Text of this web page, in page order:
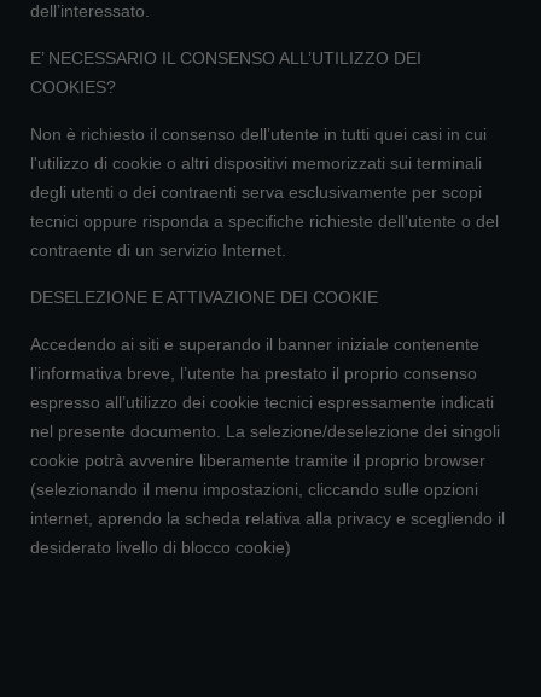
dell’interessato.
E’ NECESSARIO IL CONSENSO ALL’UTILIZZO DEI
COOKIES?
Non è richiesto il consenso dell’utente in tutti quei casi in cui
l'utilizzo di cookie o altri dispositivi memorizzati sui terminali
degli utenti o dei contraenti serva esclusivamente per scopi
tecnici oppure risponda a specifiche richieste dell'utente o del
contraente di un servizio Internet.
DESELEZIONE E ATTIVAZIONE DEI COOKIE
Accedendo ai siti e superando il banner iniziale contenente
l’informativa breve, l’utente ha prestato il proprio consenso
espresso all’utilizzo dei cookie tecnici espressamente indicati
nel presente documento. La selezione/deselezione dei singoli
cookie potrà avvenire liberamente tramite il proprio browser
(selezionando il menu impostazioni, cliccando sulle opzioni
internet, aprendo la scheda relativa alla privacy e scegliendo il
desiderato livello di blocco cookie)